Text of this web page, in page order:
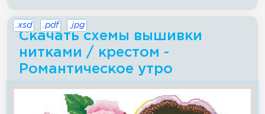
Скачать схемы вышивки
нитками / крестом -
Романтическое утро
.xsd .pdf .jpg